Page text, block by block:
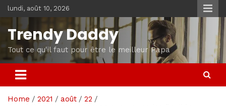
Skip
to
content
lundi, août 10, 2026
Trendy Daddy
Tout ce qu'il faut pour être le meilleur Papa
Home 2021 août
22